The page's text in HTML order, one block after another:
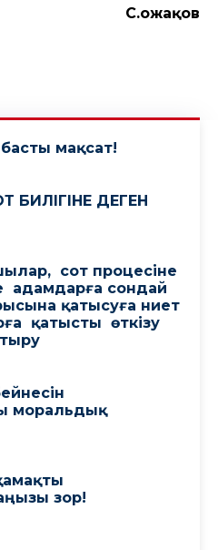
С.Қожақов
басты мақсат!
БИЛІГІНЕ ДЕГЕН
сот процесіне
адамдарға сондай
қатысуға ниет
қатысты өткізу
моральдық
зор!